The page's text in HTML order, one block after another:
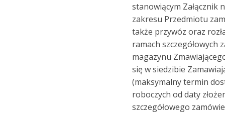
stanowiącym Załącznik
zakresu Przedmiotu
także przywóz oraz
ramach szczegółowych
magazynu
się w siedzibie
(maksymalny termin
roboczych od daty
szczegółowego